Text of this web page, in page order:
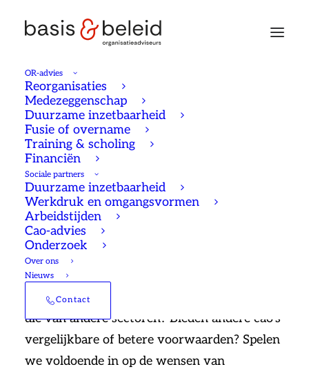
OR-advies
Reorganisaties
Medezeggenschap
Duurzame inzetbaarheid
Fusie of overname
Training & scholing
Financiën
Sociale partners
Duurzame inzetbaarheid
Werkdruk en omgangsvormen
Arbeidstijden
Cao-advies
Onderzoek
Over ons
Nieuws
Contact
Cao advies en
arbeidsvoorwaarden
Zijn onze arbeidsvoorwaarden aantrekkelijk
genoeg voor de mensen die ons bedrijf of
onze sector nodig heeft? Hoe verhouden de
arbeidsvoorwaarden in onze sector zich tot
die van andere sectoren? Bieden andere cao’s
vergelijkbare of betere voorwaarden? Spelen
we voldoende in op de wensen van